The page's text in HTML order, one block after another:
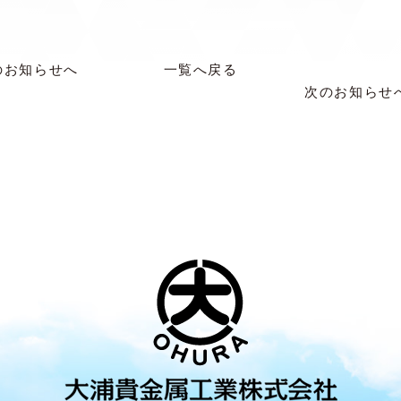
お知らせへ
次のお知らせ
一覧へ戻る